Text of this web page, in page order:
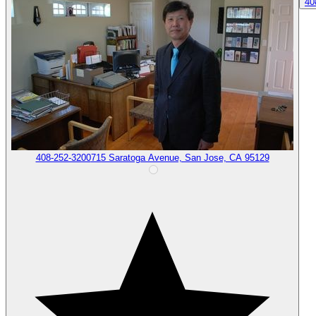
408-252-3200715 Saratoga Avenue, San Jose, CA 95129